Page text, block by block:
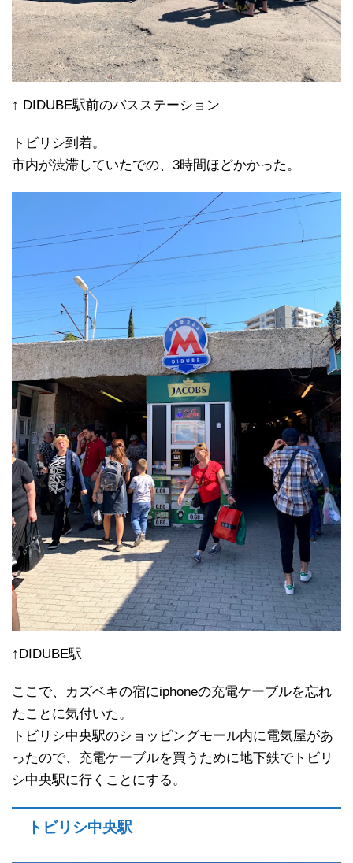
↑ DIDUBE駅前のバスステーション
トビリシ到着。
市内が渋滞していたでの、3時間ほどかかった。
↑DIDUBE駅
ここで、カズベキの宿にiphoneの充電ケーブルを忘れ
たことに気付いた。
トビリシ中央駅のショッピングモール内に電気屋があ
ったので、充電ケーブルを買うために地下鉄でトビリ
シ中央駅に行くことにする。
トビリシ中央駅